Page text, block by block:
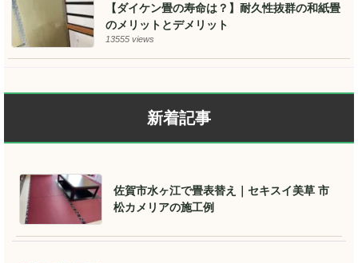
【ダイケン畳の寿命は？】耐久性抜群の和紙畳
のメリットとデメリット
13555 views
新着記事
佐賀市水ヶ江で畳表替え｜セキスイ美草 市
松カメリアの施工例